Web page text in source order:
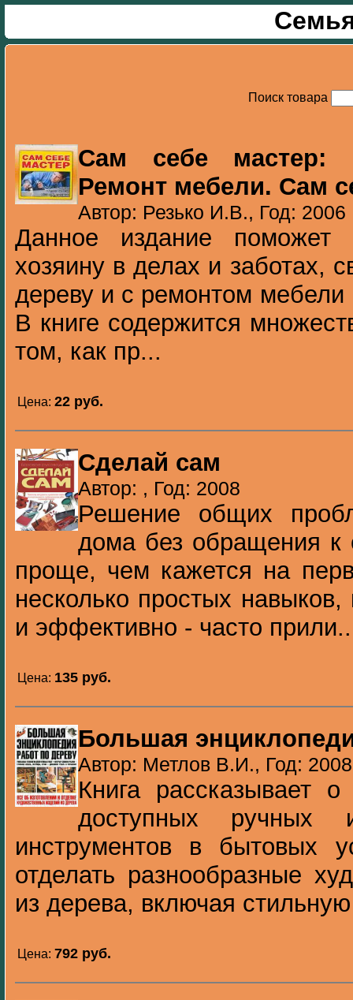
Поиск товара
Сам себе мастер:
Ремонт мебели. Сам
Автор: Резько И.В., Год: 2006
Данное издание поможет
хозяину в делах и заботах,
дереву и с ремонтом
В книге содержится
том, как пр...
Цена: 22 pуб.
Сделай сам
Автор: , Год: 2008
Решение общих
дома без обращения к
проще, чем кажется на
несколько простых
и эффективно - часто
Цена: 135 pуб.
Большая
Автор: Метлов В.И., Год: 2008
Книга рассказывает
доступных ручных
инструментов в бытовых
отделать разнообразные
из дерева, включая
Цена: 792 pуб.